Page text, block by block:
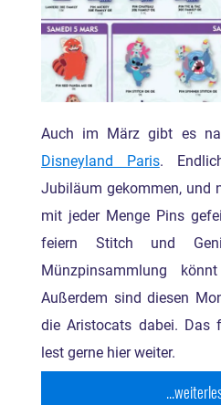
Auch im März gibt es
Disneyland Paris.
Jubiläum gekommen, und
mit jeder Menge Pins
feiern Stitch und
Münzpinsammlung
Außerdem sind diesen
die Aristocats dabei. Das
lest gerne hier weiter.